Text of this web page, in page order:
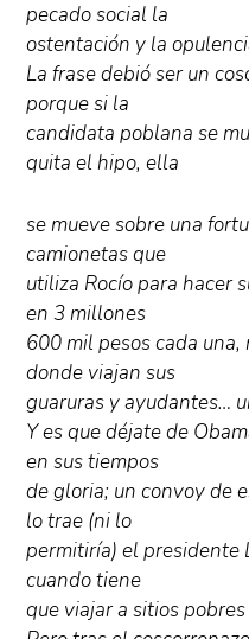
pecado social la
ostentación y la
La frase debió ser un
porque si la
candidata poblana se
quita el hipo, ella
se mueve sobre una
camionetas que
utiliza Rocío para hacer
en 3 millones
600 mil pesos cada
donde viajan sus
guaruras y ayudantes…
Y es que déjate de
en sus tiempos
de gloria; un convoy de
lo trae (ni lo
permitiría) el presidente
cuando tiene
que viajar a sitios